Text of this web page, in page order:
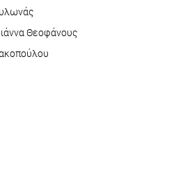
Θεοφάνους